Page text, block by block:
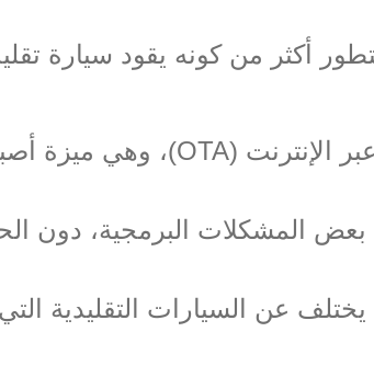
أكثر من كونه يقود سيارة
الإنترنت (OTA)
، وهي ميزة
المشكلات البرمجية، دون
عن السيارات التقليدية التي